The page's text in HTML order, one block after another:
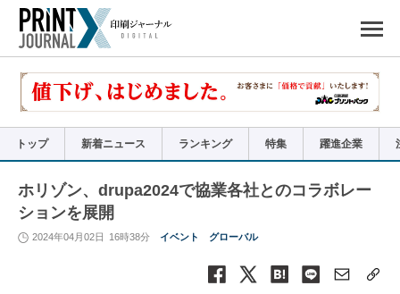
で
リ
トップ 新着ニュース ランキング 特集 躍進企業
ホリゾン、drupa2024で協業各社とのコラボレー
ションを展開
2024年04月02日 16時38分 イベント グローバル